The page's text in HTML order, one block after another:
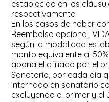
establecido en las
respectivamente.
En los casos de haber
Reembolso opcional,
según la modalidad
monto equivalente al
abona el afiliado por el
Sanatorio, por cada día
internado en sanatorio
excluyendo el primer y el